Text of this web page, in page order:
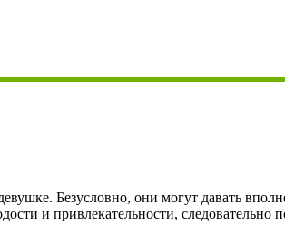
Безусловно, они могут давать
и привлекательности,